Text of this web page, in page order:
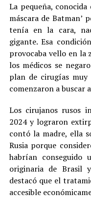
La pequeña,
máscara de Batman’
tenía en la cara,
gigante. Esa
provocaba vello en la
los médicos se
plan de cirugías
comenzaron a buscar
Los cirujanos rusos
2024 y lograron
contó la madre, ella
Rusia porque
habrían conseguido
originaria de Brasil
destacó que el
accesible